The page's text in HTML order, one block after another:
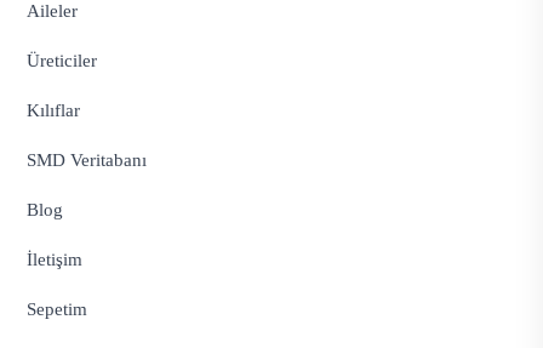
Aileler
Üreticiler
Kılıflar
SMD Veritabanı
Blog
İletişim
Sepetim